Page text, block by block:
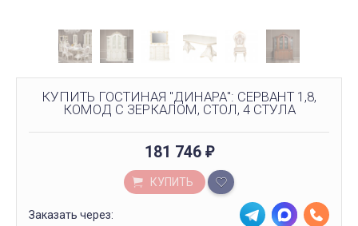
КУПИТЬ ГОСТИНАЯ "ДИНАРА": СЕРВАНТ 1,8,
КОМОД С ЗЕРКАЛОМ, СТОЛ, 4 СТУЛА
181 746 ₽
КУПИТЬ
Заказать через: